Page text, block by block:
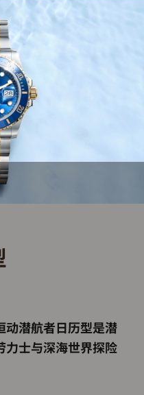
动潜航者日历型是潜
力士与深海世界探险